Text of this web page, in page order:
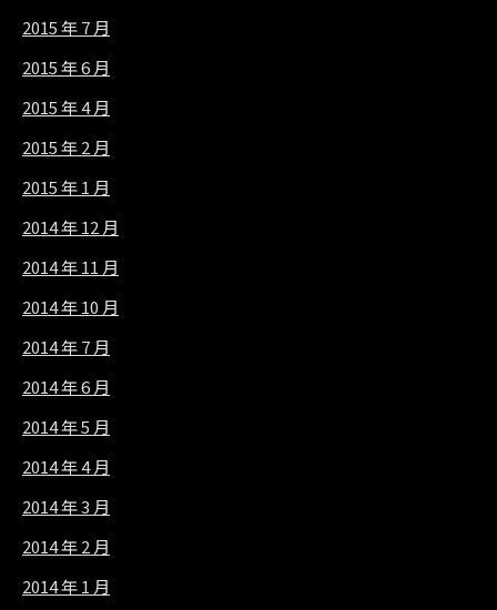
2015 年 7 月
2015 年 6 月
2015 年 4 月
2015 年 2 月
2015 年 1 月
2014 年 12 月
2014 年 11 月
2014 年 10 月
2014 年 7 月
2014 年 6 月
2014 年 5 月
2014 年 4 月
2014 年 3 月
2014 年 2 月
2014 年 1 月